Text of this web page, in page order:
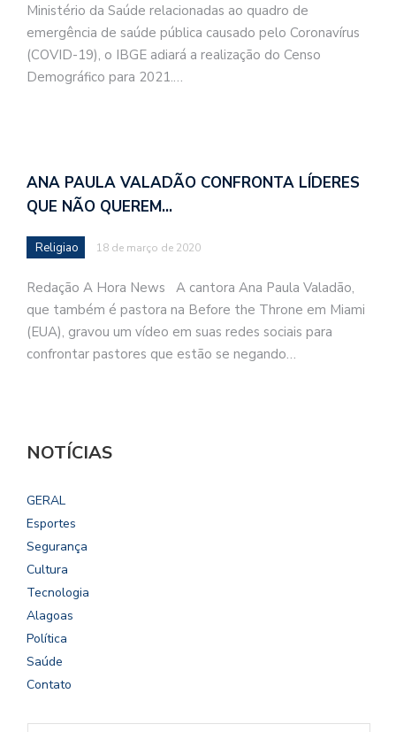
Ministério da Saúde relacionadas ao quadro de
emergência de saúde pública causado pelo Coronavírus
(COVID-19), o IBGE adiará a realização do Censo
Demográfico para 2021.…
ANA PAULA VALADÃO CONFRONTA LÍDERES
QUE NÃO QUEREM…
Religiao 18 de março de 2020
Redação A Hora News A cantora Ana Paula Valadão,
que também é pastora na Before the Throne em Miami
(EUA), gravou um vídeo em suas redes sociais para
confrontar pastores que estão se negando…
NOTÍCIAS
GERAL
Esportes
Segurança
Cultura
Tecnologia
Alagoas
Política
Saúde
Contato